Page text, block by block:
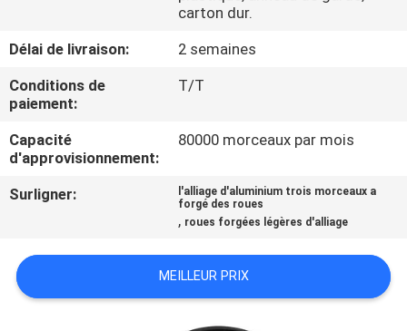
DE
QUALITÉ
CONTACTEZ-
NOUS
UNE
CITATION
carton dur.
Délai de livraison:
2 semaines
Conditions de
paiement:
T/T
Capacité
d'approvisionnement:
80000 morceaux par mois
Surligner:
l'alliage d'aluminium trois morceaux a
forgé des roues
, roues forgées légères d'alliage
MEILLEUR PRIX